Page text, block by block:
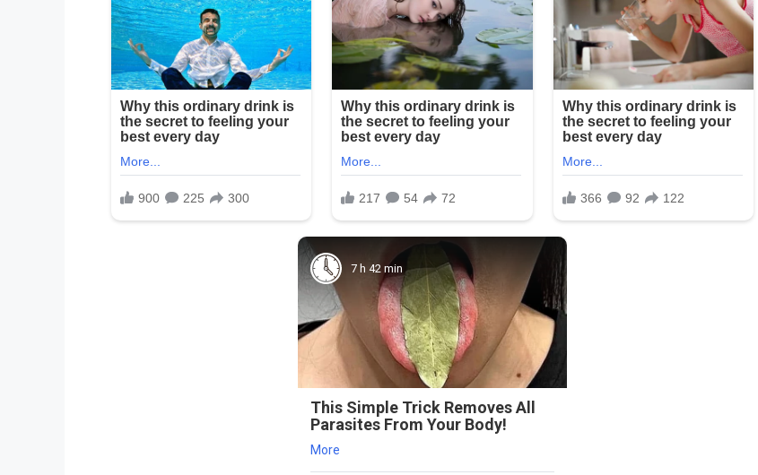
7 h 42 min
This Simple Trick Removes All
Parasites From Your Body!
More